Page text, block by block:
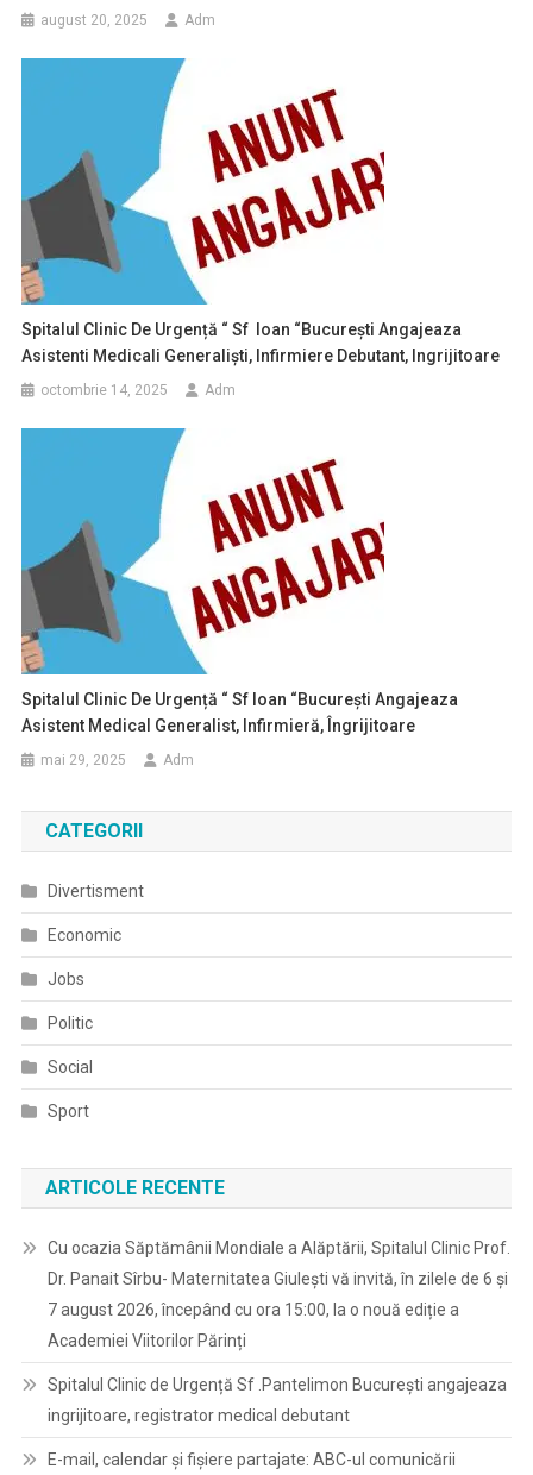
august 20, 2025 Adm
Spitalul Clinic De Urgență “ Sf Ioan “București Angajeaza
Asistenti Medicali Generaliști, Infirmiere Debutant, Ingrijitoare
octombrie 14, 2025 Adm
Spitalul Clinic De Urgență “ Sf Ioan “București Angajeaza
Asistent Medical Generalist, Infirmieră, Îngrijitoare
mai 29, 2025 Adm
CATEGORII
Divertisment
Economic
Jobs
Politic
Social
Sport
ARTICOLE RECENTE
Cu ocazia Săptămânii Mondiale a Alăptării, Spitalul Clinic Prof.
Dr. Panait Sîrbu- Maternitatea Giulești vă invită, în zilele de 6 și
7 august 2026, începând cu ora 15:00, la o nouă ediție a
Academiei Viitorilor Părinți
Spitalul Clinic de Urgență Sf .Pantelimon București angajeaza
ingrijitoare, registrator medical debutant
E-mail, calendar şi fişiere partajate: ABC-ul comunicării